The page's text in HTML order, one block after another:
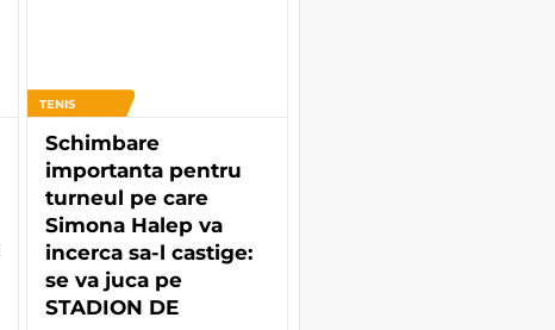
TENIS
Schimbare
importanta pentru
turneul pe care
Simona Halep va
incerca sa-l castige:
se va juca pe
STADION DE